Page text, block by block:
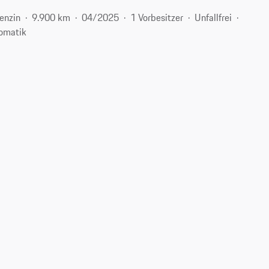
9.900 km 04/2025 1 Vorbesitzer
Unfallfrei